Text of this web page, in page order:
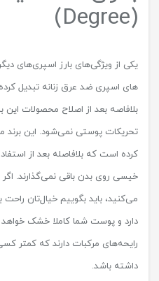
(Degree)
یکی از ویژگی‌های بارز اسپری‌های
های اسپری ضد عرق زنانه تبدیل
بلافاصه بعد از اصلاح محصولات این
تحریکات پوستی نمی‌شود. این برند
کرده است که بلافاصله بعد از
خیسی روی بدن باقی نمی‌گذارند.
دارد و پوست شما کاملا خشک خواهد
رایحه‌های مرکبات دارند که کمتر
داشته باشد.